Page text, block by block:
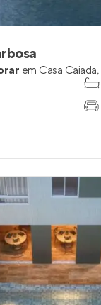
em Casa Caiada,